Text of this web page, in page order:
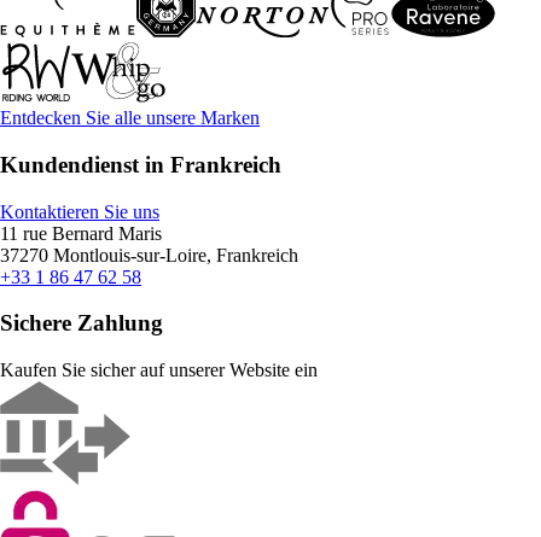
Entdecken Sie alle unsere Marken
Kundendienst in Frankreich
Kontaktieren Sie uns
11 rue Bernard Maris
37270 Montlouis-sur-Loire, Frankreich
+33 1 86 47 62 58
Sichere Zahlung
Kaufen Sie sicher auf unserer Website ein